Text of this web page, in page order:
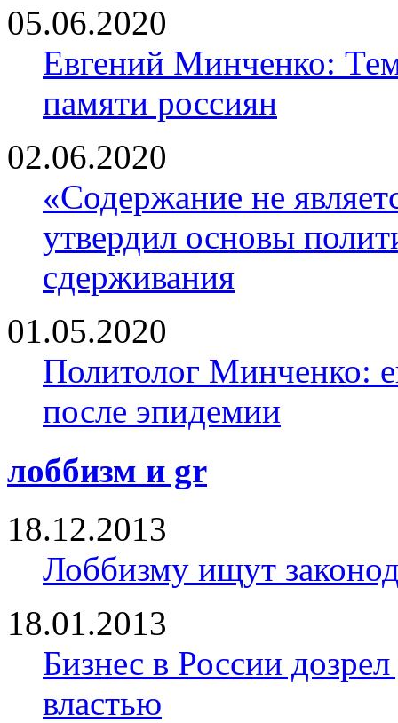
05.06.2020
Евгений Минченко:
памяти россиян
02.06.2020
«Содержание не
утвердил основы
сдерживания
01.05.2020
Политолог Минченко:
после эпидемии
лоббизм и gr
18.12.2013
Лоббизму ищут
18.01.2013
Бизнес в России
властью